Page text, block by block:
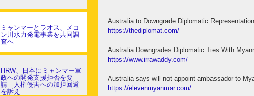
ミャンマーとラオス、メコ
ン川水力発電事業を共同調
査へ
HRW、日本にミャンマー軍
政への開発支援拒否を要
請 人権侵害への加担回避
を訴え
Australia to Downgrade Diplomatic
https://thediplomat.com/
Australia Downgrades Diplomatic Ties With
https://www.irrawaddy.com/
Australia says will not appoint ambassador to
https://elevenmyanmar.com/